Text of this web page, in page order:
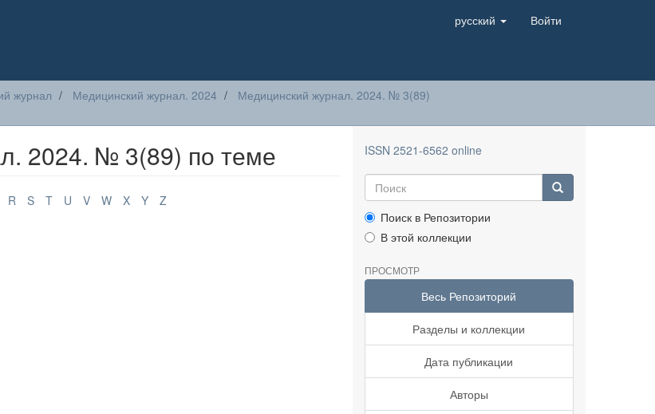
русский Войти
журнал Медицинский журнал. 2024
Медицинский журнал. 2024. № 3(89)
2024. № 3(89) по теме
R S T U V W X Y Z
ISSN 2521-6562 online
Поиск в Репозитории
В этой коллекции
ПРОСМОТР
Весь Репозиторий
Разделы и коллекции
Дата публикации
Авторы